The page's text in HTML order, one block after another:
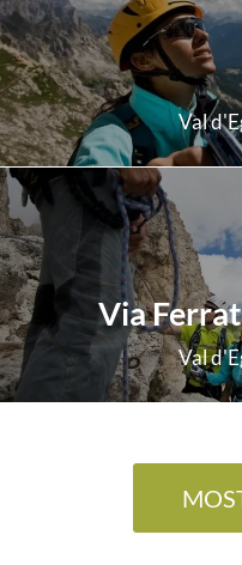
Val
Via
Val